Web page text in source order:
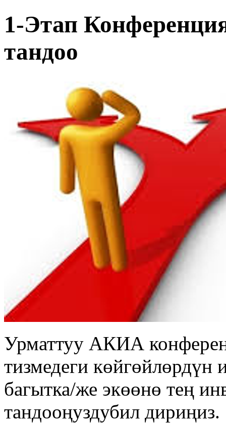
1-Этап
тандоо
Урматтуу АКИА
тизмедеги
багытка/же экөөнө тең
тандооңуздубил дириңиз.